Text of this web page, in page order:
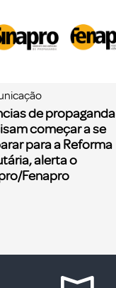
de propaganda
começar a se
para a Reforma
alerta o
Fenapro